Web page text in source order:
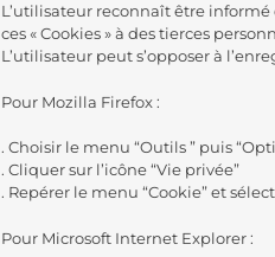
L’utilisateur reconnaît être
ces « Cookies » à des tierces
L’utilisateur peut s’opposer à
Pour Mozilla Firefox :
. Choisir le menu “Outils ” puis
. Cliquer sur l’icône “Vie privée”
. Repérer le menu “Cookie” et
Pour Microsoft Internet Explorer :